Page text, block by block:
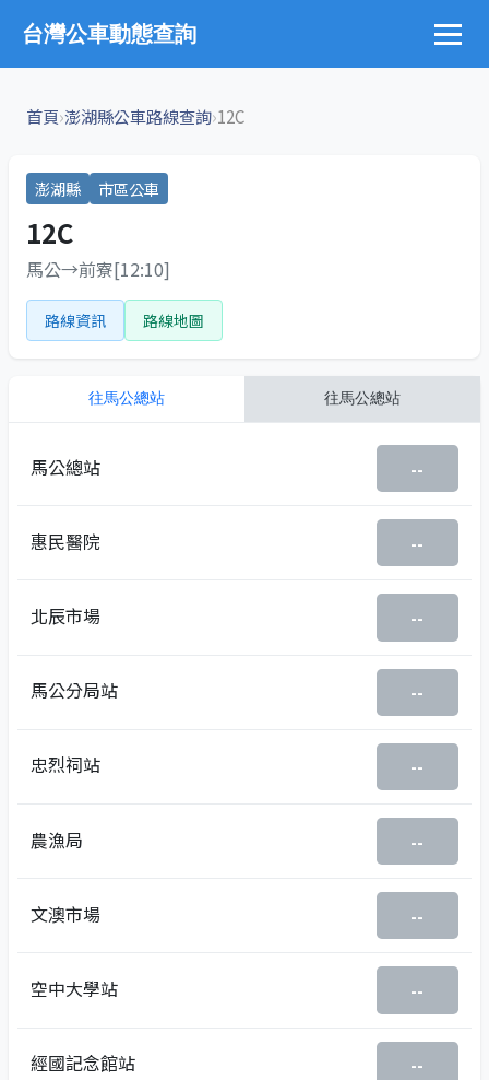
台灣公車動態查詢
首頁›澎湖縣公車路線查詢›12C
澎湖縣 市區公車
12C
馬公→前寮[12:10]
路線資訊 路線地圖
往馬公總站 往馬公總站
馬公總站 --
惠民醫院 --
北辰市場 --
馬公分局站 --
忠烈祠站 --
農漁局 --
文澳市場 --
空中大學站 --
經國記念館站 --